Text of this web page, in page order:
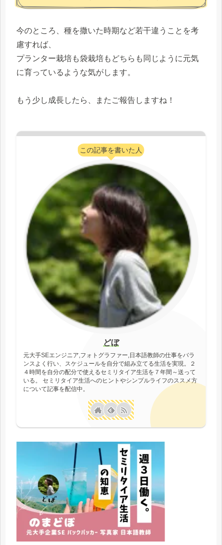
今のところ、種を撒いた時期など若干違うことを考
慮すれば、
プランター栽培も袋栽培もどちらも同じように元気
に育っているような気がします。
もう少し成長したら、またご報告しますね！
この記事を書いた人
どぼ
元大手SEエンジニア,フォトグラファー,日本語教師の仕事をバラ
ンスよく行い、スケジュールを自分で組み立てる生活を実現。２
４時間を自分の配分で使えるセミリタイア生活を７年間～送って
いる。 セミリタイア生活へのヒントやシンプルライフのススメ方
について記事を配信中。